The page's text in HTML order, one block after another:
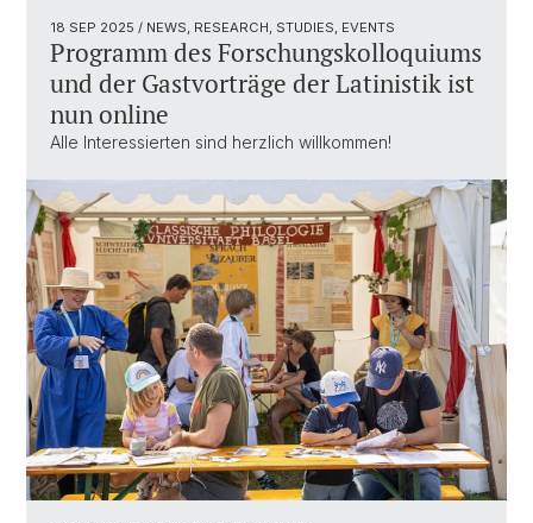
18 SEP 2025 / NEWS, RESEARCH, STUDIES, EVENTS
Programm des Forschungskolloquiums
und der Gastvorträge der Latinistik ist
nun online
Alle Interessierten sind herzlich willkommen!